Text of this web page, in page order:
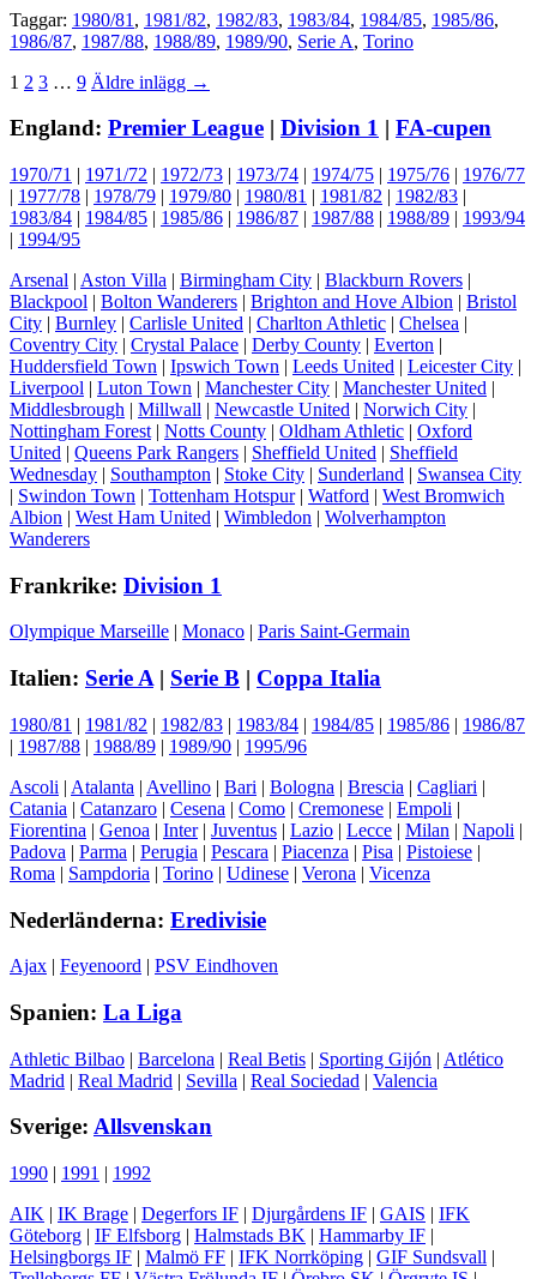
Taggar: 1980/81 , 1981/82, 1982/83, 1983/84, 1984/85, 1985/86,
1986/87, 1987/88, 1988/89, 1989/90, Serie A, Torino
Sidnumrering
för
inlägg
1 2 3 … 9 Äldre inlägg →
England: Premier League | Division 1 | FA-cupen
1970/71 | 1971/72 | 1972/73 | 1973/74 | 1974/75 | 1975/76 | 1976/77
| 1977/78 | 1978/79 | 1979/80 | 1980/81 | 1981/82 | 1982/83 |
1983/84 | 1984/85 | 1985/86 | 1986/87 | 1987/88 | 1988/89 | 1993/94
| 1994/95
Arsenal | Aston Villa | Birmingham City | Blackburn Rovers |
Blackpool | Bolton Wanderers | Brighton and Hove Albion | Bristol
City | Burnley | Carlisle United | Charlton Athletic | Chelsea |
Coventry City | Crystal Palace | Derby County | Everton |
Huddersfield Town | Ipswich Town | Leeds United | Leicester City |
Liverpool | Luton Town | Manchester City | Manchester United |
Middlesbrough | Millwall | Newcastle United | Norwich City |
Nottingham Forest | Notts County | Oldham Athletic | Oxford
United | Queens Park Rangers | Sheffield United | Sheffield
Wednesday | Southampton | Stoke City | Sunderland | Swansea City
| Swindon Town | Tottenham Hotspur| Watford | West Bromwich
Albion | West Ham United | Wimbledon | Wolverhampton
Wanderers
Frankrike: Division 1
Olympique Marseille | Monaco | Paris Saint-Germain
Italien: Serie A | Serie B | Coppa Italia
1980/81 | 1981/82 | 1982/83 | 1983/84 | 1984/85 | 1985/86 | 1986/87
| 1987/88 | 1988/89 | 1989/90 | 1995/96
Ascoli | Atalanta | Avellino | Bari | Bologna | Brescia | Cagliari |
Catania | Catanzaro | Cesena | Como | Cremonese | Empoli |
Fiorentina | Genoa | Inter| Juventus | Lazio | Lecce | Milan | Napoli |
Padova | Parma | Perugia | Pescara | Piacenza | Pisa | Pistoiese |
Roma | Sampdoria | Torino | Udinese | Verona | Vicenza
Nederländerna: Eredivisie
Ajax | Feyenoord | PSV Eindhoven
Spanien: La Liga
Athletic Bilbao | Barcelona | Real Betis | Sporting Gijón | Atlético
Madrid | Real Madrid | Sevilla | Real Sociedad | Valencia
Sverige: Allsvenskan
1990 | 1991 | 1992
AIK | IK Brage | Degerfors IF | Djurgårdens IF | GAIS | IFK
Göteborg | IF Elfsborg | Halmstads BK | Hammarby IF |
Helsingborgs IF | Malmö FF | IFK Norrköping | GIF Sundsvall |